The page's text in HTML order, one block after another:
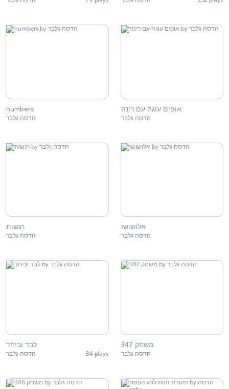
numbers
הדסה גלבר
אופים עוגה עם רינה
הדסה גלבר
רגשות
הדסה גלבר
אלושושו
הדסה גלבר
לבד וביחד
הדסה גלבר 84 plays
משחק 347
הדסה גלבר